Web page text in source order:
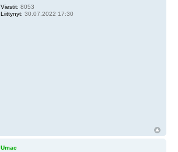
Viestit: 8053
Liittynyt: 30.07.2022 17:30
Umac